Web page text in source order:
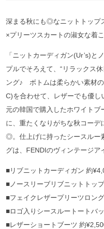
深まる秋にも◎なニットトップ
×プリーツスカートの淑女な着
「ニットカーディガン(Ur’s)と
プルでそろえて、“リラックス
ング♪ ボトムは柔らかい素材
C)を合わせて、レザーでも優
元の韓国で購入したホワイト
に、重たくなりがちな秋コー
◎。仕上げに持ったシースルー
グは、FENDIのヴィンテージア
■リブニットカーディガン 約
■ノースリーブリブニットトッ
■フェイクレザープリーツロン
■ロゴ入りシースルートートバ
■レザーショートブーツ 約